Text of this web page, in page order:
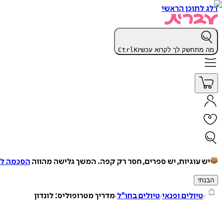
דלג לתוכן הראשי
מה מתחשק לך לקרוא עכשיו CtrlK
יש עוגיות, יש ספרים, חסר רק קפה. המשך גלישה מהווה הסכמה
הבנתי
טיולים ופנאי טיולים בחו"ל מדריך מטרופוליס: לונדון